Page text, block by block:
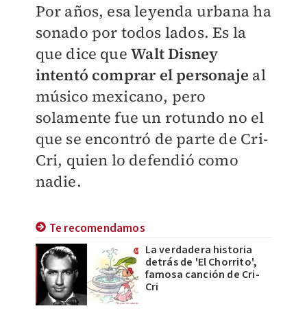
Por años, esa leyenda urbana ha
sonado por todos lados. Es la
que dice queWalt Disney
intentó comprar el personaje al
músico mexicano, pero
solamente fue un rotundo no el
que se encontró de parte de Cri-
Cri, quien lo defendió como
nadie.
Te recomendamos
La verdadera historia
detrás de 'El Chorrito',
famosa canción de Cri-
Cri